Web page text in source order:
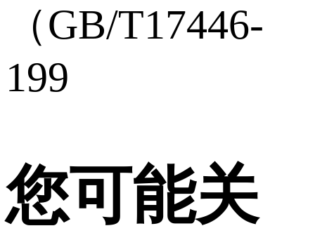
（GB/T17446-
199
您可能关